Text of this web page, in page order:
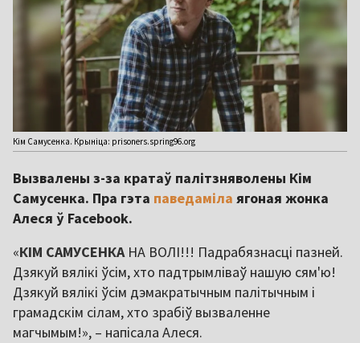
Кім Самусенка. Крыніца: prisoners.spring96.org
Вызвалены з-за кратаў палітзняволены Кім
Самусенка. Пра гэта паведаміла ягоная жонка
Алеся ў Facebook.
«КІМ САМУСЕНКАНА ВОЛІ!!! Падрабязнасці пазней.
Дзякуй вялікі ўсім, хто падтрымліваў нашую сям'ю!
Дзякуй вялікі ўсім дэмакратычным палітычным і
грамадскім сілам, хто зрабіў вызваленне
магчымым!», – напісала Алеся.